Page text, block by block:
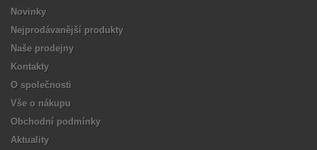
Novinky
Nejprodávanější produkty
Naše prodejny
Kontakty
O společnosti
Vše o nákupu
Obchodní podmínky
Aktuality